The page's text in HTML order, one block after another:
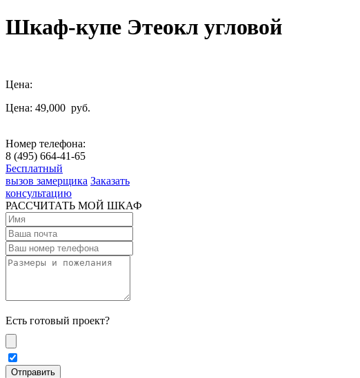
Шкаф-купе Этеокл угловой
Цена:
Цена: 49,000 руб.
Номер телефона:
8 (495) 664-41-65
Бесплатный
вызов замерщика Заказать
консультацию
РАССЧИТАТЬ МОЙ ШКАФ
Есть готовый проект?